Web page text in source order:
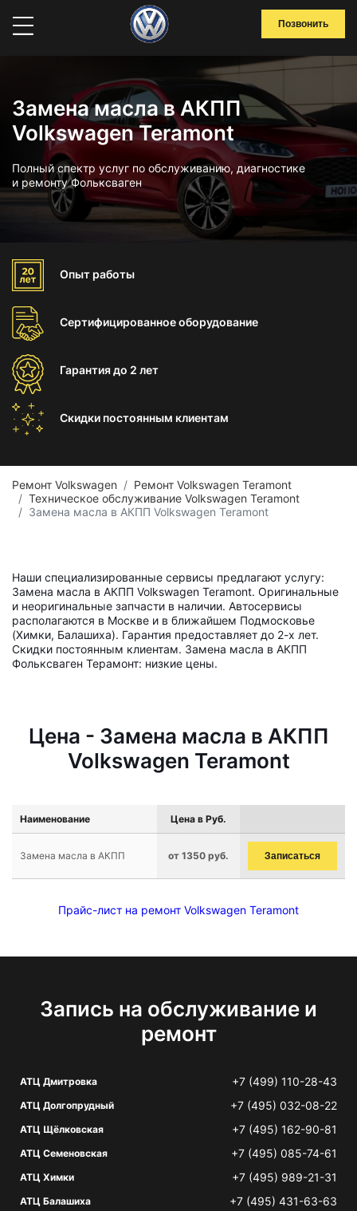
Позвонить
Замена масла в АКПП
Volkswagen Teramont
Полный спектр услуг по обслуживанию, диагностике
и ремонту Фольксваген
Опыт работы
Сертифицированноеоборудование
Гарантиядо 2 лет
Скидки постоянным клиентам
Ремонт Volkswagen
Ремонт Volkswagen Teramont
Техническое обслуживание Volkswagen Teramont
Замена масла в АКПП Volkswagen Teramont
Наши специализированные сервисы предлагают услугу:
Замена масла в АКПП Volkswagen Teramont. Оригинальные
и неоригинальные запчасти в наличии. Автосервисы
располагаются в Москве и в ближайшем Подмосковье
(Химки, Балашиха). Гарантия предоставляет до 2-х лет.
Скидки постоянным клиентам. Замена масла в АКПП
Фольксваген Терамонт: низкие цены.
Цена - Замена масла в АКПП
Volkswagen Teramont
Наименование Цена в Руб.
Замена масла в АКПП от 1350 руб. Записаться
Прайс-лист на ремонт Volkswagen Teramont
Запись на обслуживание и
ремонт
АТЦ Дмитровка +7 (499) 110-28-43
АТЦ Долгопрудный +7 (495) 032-08-22
АТЦ Щёлковская +7 (495) 162-90-81
АТЦ Семеновская +7 (495) 085-74-61
АТЦ Химки +7 (495) 989-21-31
АТЦ Балашиха +7 (495) 431-63-63